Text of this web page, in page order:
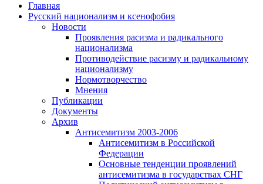
Главная
Русский национализм и ксенофобия
Новости
Проявления расизма и радикального
национализма
Противодействие расизму и радикальному
национализму
Нормотворчество
Мнения
Публикации
Документы
Архив
Антисемитизм 2003-2006
Антисемитизм в Российской
Федерации
Основные тенденции проявлений
антисемитизма в государствах СНГ